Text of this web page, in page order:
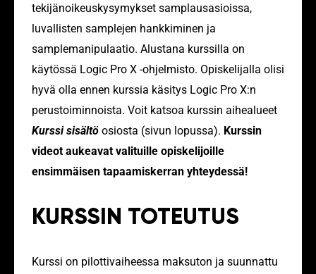
tekijänoikeuskysymykset samplausasioissa,
luvallisten samplejen hankkiminen ja
samplemanipulaatio. Alustana kurssilla on
käytössä Logic Pro X -ohjelmisto. Opiskelijalla olisi
hyvä olla ennen kurssia käsitys Logic Pro X:n
perustoiminnoista. Voit katsoa kurssin aihealueet
Kurssi sisältö osiosta (sivun lopussa). Kurssin
videot aukeavat valituille opiskelijoille
ensimmäisen tapaamiskerran yhteydessä!
KURSSIN TOTEUTUS
Kurssi on pilottivaiheessa maksuton ja suunnattu